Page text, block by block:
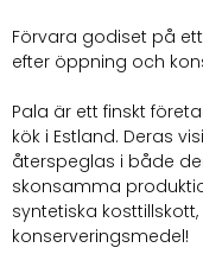
Förvara godiset på
efter öppning och
Pala är ett finskt
kök i Estland. Deras
återspeglas i både
skonsamma
syntetiska
konserveringsmedel!